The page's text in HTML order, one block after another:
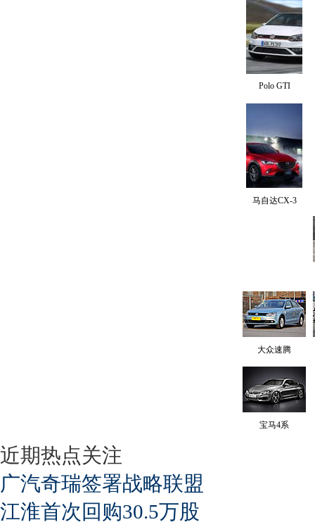
Polo GTI
马自达CX-3
大众速腾
宝马4系
近期热点关注
广汽奇瑞签署战略联盟
江淮首次回购30.5万股